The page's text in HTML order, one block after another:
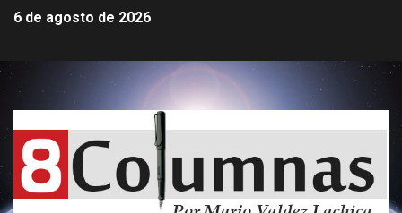
6 de agosto de 2026